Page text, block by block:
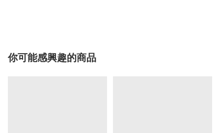
你可能感興趣的商品